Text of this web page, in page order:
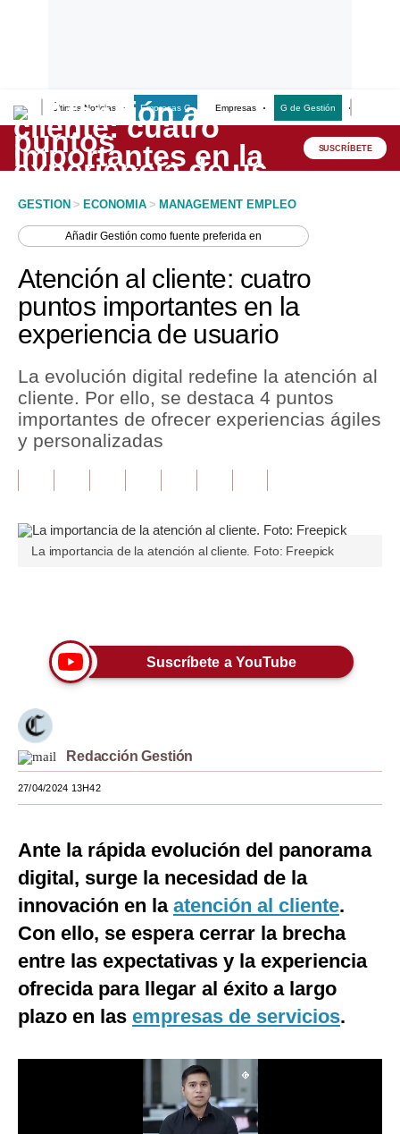
Últimas Noticias Empresas G Empresas G de Gestión
Lo último
Peru Quiosco
Economía
Mercados
Política
Tu Dinero
Finanzas Personales
Plus G
Pregunta de hoy
Tendencias
Lujo
Viajes
Mundo
EEUU
México
SUSCRÍBETE
GESTION > ECONOMIA > MANAGEMENT EMPLEO
AñadirGestión como fuente preferida en
Atención al cliente: cuatro
puntos importantes en la
experiencia de usuario
La evolución digital redefine la atención al
cliente. Por ello, se destaca 4 puntos
importantes de ofrecer experiencias ágiles
y personalizadas
La importancia de la atención al cliente. Foto: Freepick
Suscríbete a YouTube
Redacción Gestión
27/04/2024 13H42
Ante la rápida evolución del panorama
digital, surge la necesidad de la
innovación en la atención al cliente.
Con ello, se espera cerrar la brecha
entre las expectativas y la experiencia
ofrecida para llegar al éxito a largo
plazo en las empresas de servicios.